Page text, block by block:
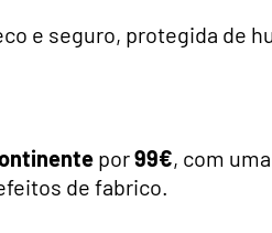
e seguro, protegida de
por99€, com uma
de fabrico.